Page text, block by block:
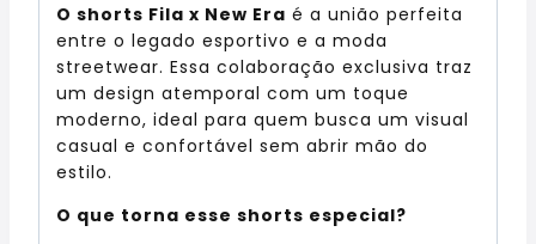
O shorts Fila x New Era é a união perfeita
entre o legado esportivo e a moda
streetwear. Essa colaboração exclusiva traz
um design atemporal com um toque
moderno, ideal para quem busca um visual
casual e confortável sem abrir mão do
estilo.
O que torna esse shorts especial?